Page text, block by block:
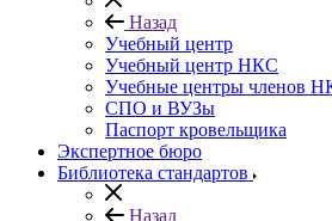
Назад
Учебный центр
Учебный центр НКС
Учебные центры членов
СПО и ВУЗы
Паспорт кровельщика
Экспертное бюро
Библиотека стандартов
Назад